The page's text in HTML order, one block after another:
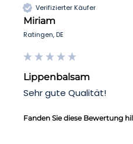
Verifizierter Käufer
Miriam
Ratingen, DE
Lippenbalsam
Sehr gute Qualität!
Fanden Sie diese Bewertung